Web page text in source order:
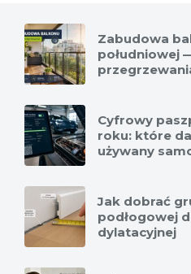
Zabudowa
południowej
Cyfrowy
roku: które
używany
Jak dobrać
podłogowej
dylatacyjnej